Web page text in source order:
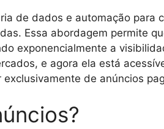
de dados e automação para
Essa abordagem permite
exponencialmente a
e agora ela está
de anúncios